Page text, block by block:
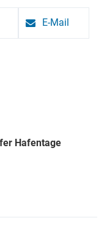
E-Mail
Hafentage